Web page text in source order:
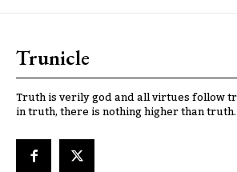
Trunicle
Truth is verily god and all virtues follow
in truth, there is nothing higher than truth.